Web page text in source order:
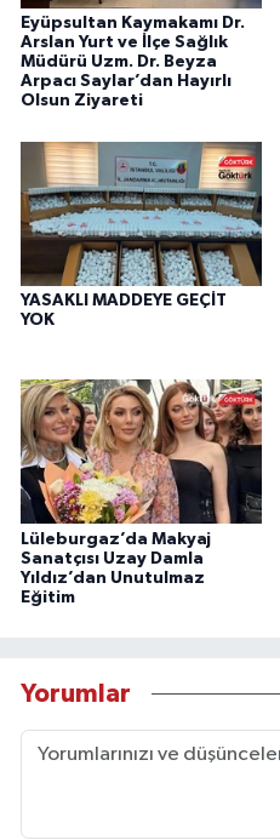
Eyüpsultan Kaymakamı Dr.
Arslan Yurt ve İlçe Sağlık
Müdürü Uzm. Dr. Beyza
Arpacı Saylar’dan Hayırlı
Olsun Ziyareti
YASAKLI MADDEYE GEÇİT
YOK
Lüleburgaz’da Makyaj
Sanatçısı Uzay Damla
Yıldız’dan Unutulmaz
Eğitim
Yorumlar